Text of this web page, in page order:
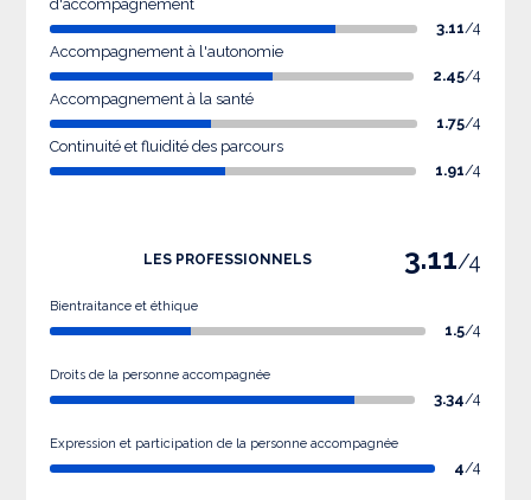
d'accompagnement
3.11/4
Accompagnement à l'autonomie
2.45/4
Accompagnement à la santé
1.75/4
Continuité et fluidité des parcours
1.91/4
LES PROFESSIONNELS 3.11/4
Bientraitance et éthique
1.5/4
Droits de la personne accompagnée
3.34/4
Expression et participation de la personne accompagnée
4/4